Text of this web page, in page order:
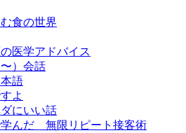
食の世界
医学アドバイス
）会話
語
よ
にいい話
んだ 無限リピート接客術